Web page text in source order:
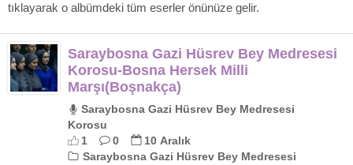
tıklayarak o albümdeki tüm eserler önünüze gelir.
Saraybosna Gazi Hüsrev Bey Medresesi
Korosu-Bosna Hersek Milli
Marşı(Boşnakça)
Saraybosna Gazi Hüsrev Bey Medresesi
Korosu
1
0
10 Aralık
Saraybosna Gazi Hüsrev Bey Medresesi